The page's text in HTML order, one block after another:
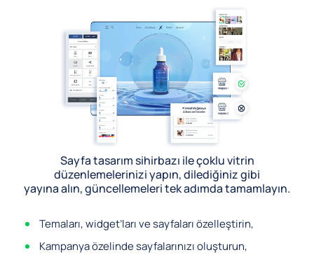
Sayfa tasarım sihirbazı ile çoklu vitrin
düzenlemelerinizi yapın, dilediğiniz gibi
yayına alın, güncellemeleri tek adımda tamamlayın.
Temaları, widget’ları ve sayfaları özelleştirin,
Kampanya özelinde sayfalarınızı oluşturun,